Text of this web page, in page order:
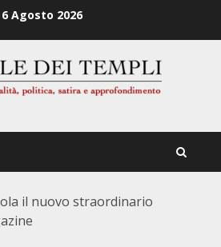
6 Agosto 2026
il nuovo straordinario